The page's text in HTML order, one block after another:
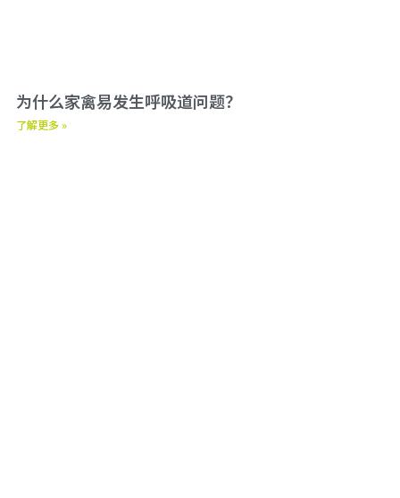
为什么家禽易发生呼吸道问题？
了解更多 »